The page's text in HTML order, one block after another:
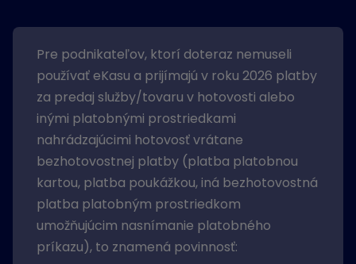
Pre podnikateľov, ktorí doteraz nemuseli
používať eKasu a prijímajú v roku 2026 platby
za predaj služby/tovaru v hotovosti alebo
inými platobnými prostriedkami
nahrádzajúcimi hotovosť vrátane
bezhotovostnej platby (platba platobnou
kartou, platba poukážkou, iná bezhotovostná
platba platobným prostriedkom
umožňujúcim nasnímanie platobného
príkazu), to znamená povinnosť: